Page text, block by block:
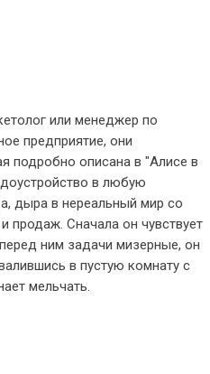
или менеджер по
предприятие, они
подробно описана в "Алисе в
в любую
дыра в нереальный мир со
продаж. Сначала он чувствует
ним задачи мизерные, он
в пустую комнату с
мельчать.